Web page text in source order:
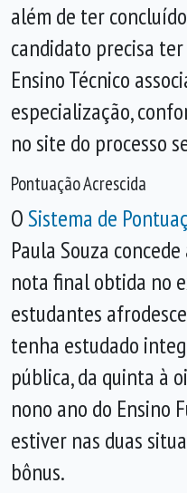
além de ter
candidato precisa
Ensino Técnico
especialização,
no site do processo
Pontuação Acrescida
OSistema de
Paula Souza
nota final obtida no
estudantes
tenha estudado
pública, da quinta à
nono ano do Ensino
estiver nas duas
bônus.